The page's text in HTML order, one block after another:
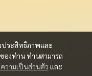
ประสิทธิภาพและ
องท่าน ท่านสามารถ
วามเป็นส่วนตัว และ